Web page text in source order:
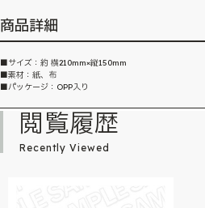
商品詳細
■サイズ：約 横210mm×縦150mm
■素材：紙、布
■パッケージ：OPP入り
閲覧履歴
Recently Viewed